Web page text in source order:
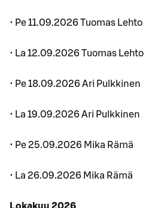
• Pe 11.09.2026 Tuomas Lehto
• La 12.09.2026 Tuomas Lehto
• Pe 18.09.2026 Ari Pulkkinen
• La 19.09.2026 Ari Pulkkinen
• Pe 25.09.2026 Mika Rämä
• La 26.09.2026 Mika Rämä